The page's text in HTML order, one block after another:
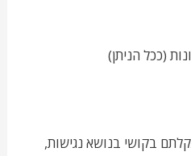
(ככל הניתן)
בקושי בנושא נגישות,